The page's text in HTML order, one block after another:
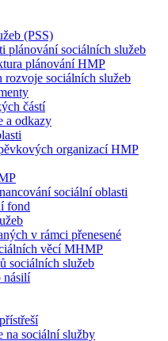
(PSS)
plánování sociálních služeb
plánování HMP
rozvoje sociálních služeb
částí
a odkazy
organizací HMP
sociální oblasti
fond
v rámci přenesené
věcí MHMP
sociálních služeb
násilí
na sociální služby